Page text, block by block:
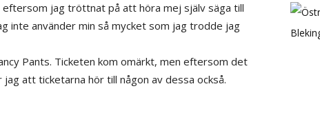
jag tröttnat på att höra mej själv säga till
inte använder min så mycket som jag trodde jag
Pants. Ticketen kom omärkt, men eftersom det
att ticketarna hör till någon av dessa också.